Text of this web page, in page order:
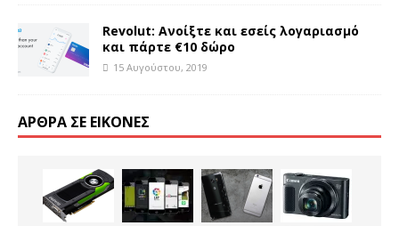
Revolut: Ανοίξτε και εσείς λογαριασμό
και πάρτε €10 δώρο
15 Αυγούστου, 2019
ΆΡΘΡΑ ΣΕ ΕΙΚΌΝΕΣ